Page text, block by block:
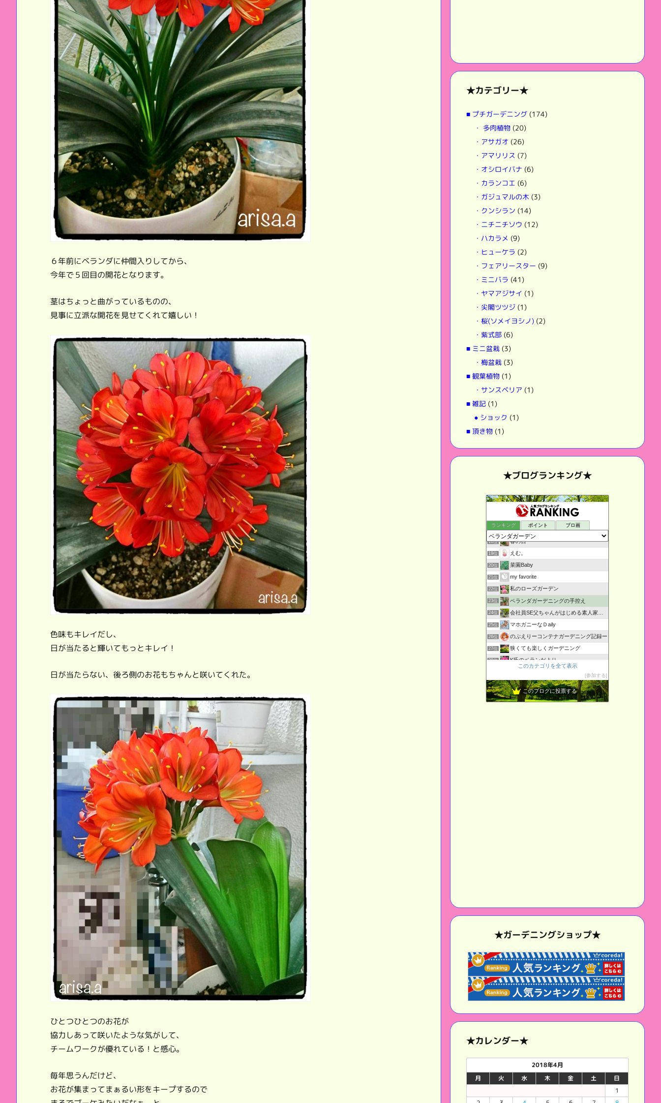
６年前にベランダに仲間入りしてから、
今年で５回目の開花となります。
茎はちょっと曲がっているものの、
見事に立派な開花を見せてくれて嬉しい！
色味もキレイだし、
日が当たると輝いてもっとキレイ！
日が当たらない、後ろ側のお花もちゃんと咲いてくれた。
ひとつひとつのお花が
協力しあって咲いたような気がして、
チームワークが優れている！と感心。
毎年思うんだけど、
お花が集まってまぁるい形をキープするので
★カテゴリー★
■ プチガーデニング (174)
・ 多肉植物 (20)
・アサガオ (26)
・アマリリス (7)
・オシロイバナ (6)
・カランコエ (6)
・ガジュマルの木 (3)
・クンシラン (14)
・ニチニチソウ (12)
・ハカラメ (9)
・ヒューケラ (2)
・フェアリースター (9)
・ミニバラ (41)
・ヤマアジサイ (1)
・尖閣ツツジ (1)
・桜(ソメイヨシノ) (2)
・紫式部 (6)
■ ミニ盆栽 (3)
・梅盆栽 (3)
■ 観葉植物 (1)
・サンスベリア (1)
■ 雑記 (1)
● ショック (1)
■ 頂き物 (1)
★ブログランキング★
ランキング ポイント ブロ画
グリーン生活記録
17位 日航ジャンボ墜落事故と天皇の秘密
18位 春の日
19位 えむ。
20位 菜園Baby
21位 my favorite
22位 私のローズガーデン
23位 ベランダガーデニングの手控え
24位 会社員SE父ちゃんがはじめる素人家庭菜園日記
25位 マホガニーなＤaily
26位 のぶえりーコンテナガーデニング記録ー
27位 狭くても楽しくガーデニング
28位 K氏のベランだより
〜ベランダガーデニングの始め方〜
30位 くろねこさんち
このカテゴリを全て表示
参加する
このブログに投票する
★ガーデニングショップ★
★カレンダー★
2018年4月
月
火 水 木 金 土
日
1